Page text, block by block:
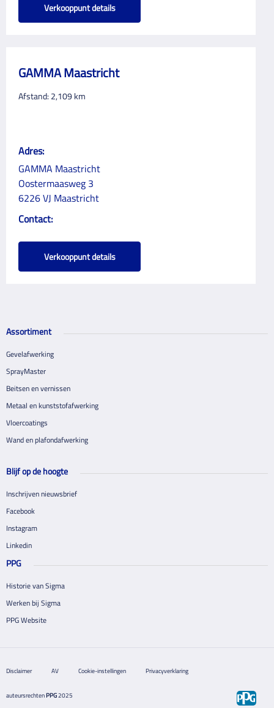
Verkooppunt details
GAMMA Maastricht
Afstand: 2,109km
Adres:
GAMMA Maastricht
Oostermaasweg 3
6226 VJ Maastricht
Contact:
Verkooppunt details
Assortiment
Gevelafwerking
SprayMaster
Beitsen en vernissen
Metaal en kunststofafwerking
Vloercoatings
Wand en plafondafwerking
Blijf op de hoogte
Inschrijven nieuwsbrief
Facebook
Instagram
Linkedin
PPG
Historie van Sigma
Werken bij Sigma
PPG Website
Disclaimer AV Cookie-instellingen Privacyverklaring
auteursrechtenPPG2025